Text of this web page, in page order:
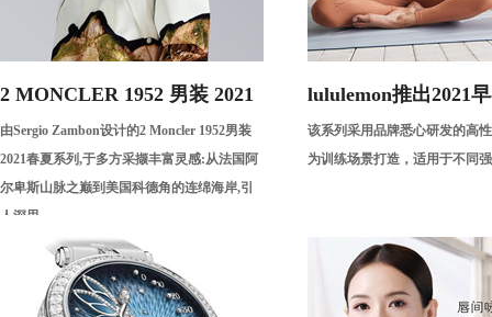
2 MONCLER 1952 男装 2021
春夏系列
由Sergio Zambon设计的2 Moncler 1952男装
2021春夏系列,于多方采撷丰富灵感:从法国阿
尔卑斯山脉之巅到美国科德角的连绵海岸,引
人深思。
lululemon推出2021
备
该系列采用品牌悉心研发的高
为训练场景打造，适用于不同